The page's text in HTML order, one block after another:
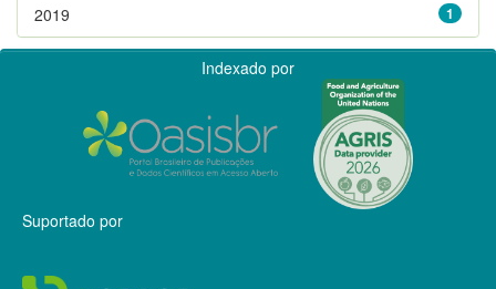
1
2019
Indexado por
Suportado por